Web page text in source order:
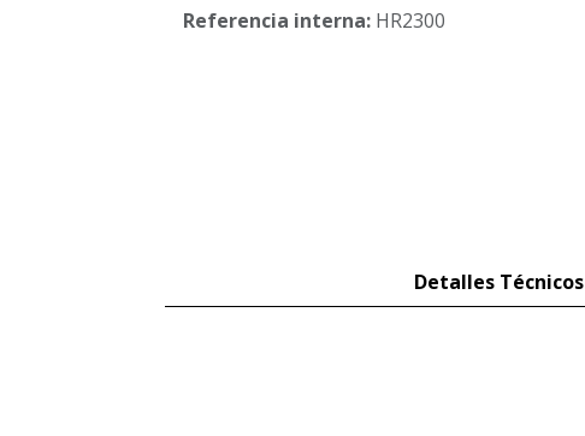
Referencia interna: HR2300
Detalles Técnicos